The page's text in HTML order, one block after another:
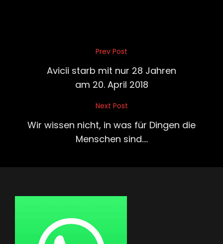
Beitragsnavigation
Prev Post
Avicii starb mit nur 28 Jahren
am 20. April 2018
Post
Next Post
Wir wissen nicht, in was für Dingen die
Menschen sind….